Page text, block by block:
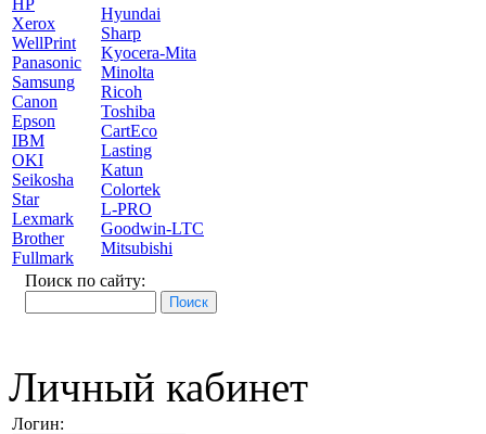
Xerox
WellPrint
Panasonic
Samsung
Canon
Epson
IBM
OKI
Seikosha
Star
Lexmark
Brother
Fullmark
Hyundai
Sharp
Kyocera-Mita
Minolta
Ricoh
Toshiba
CartEco
Lasting
Katun
Colortek
L-PRO
Goodwin-LTC
Mitsubishi
Поиск по сайту:
Личный кабинет
Логин: